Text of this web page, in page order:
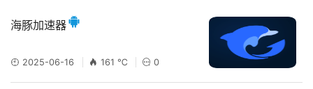
海豚加速器
2025-06-16 161 ℃ 0